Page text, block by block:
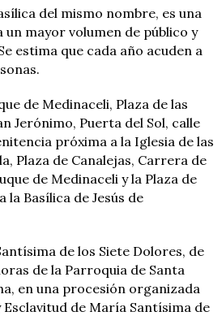
del mismo nombre, es una
un mayor volumen de público y
estima que cada año acuden a
de Medinaceli, Plaza de las
Jerónimo, Puerta del Sol, calle
próxima a la Iglesia de las
Plaza de Canalejas, Carrera de
de Medinaceli y la Plaza de
la Basílica de Jesús de
de los Siete Dolores, de
de la Parroquia de Santa
en una procesión organizada
de María Santísima de